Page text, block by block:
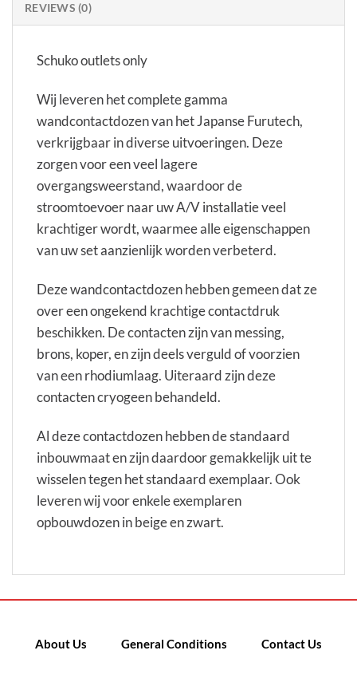
REVIEWS (0)
Schuko outlets only
Wij leveren het complete gamma
wandcontactdozen van het Japanse Furutech,
verkrijgbaar in diverse uitvoeringen. Deze
zorgen voor een veel lagere
overgangsweerstand, waardoor de
stroomtoevoer naar uw A/V installatie veel
krachtiger wordt, waarmee alle eigenschappen
van uw set aanzienlijk worden verbeterd.
Deze wandcontactdozen hebben gemeen dat ze
over een ongekend krachtige contactdruk
beschikken. De contacten zijn van messing,
brons, koper, en zijn deels verguld of voorzien
van een rhodiumlaag. Uiteraard zijn deze
contacten cryogeen behandeld.
Al deze contactdozen hebben de standaard
inbouwmaat en zijn daardoor gemakkelijk uit te
wisselen tegen het standaard exemplaar. Ook
leveren wij voor enkele exemplaren
opbouwdozen in beige en zwart.
About Us General Conditions Contact Us